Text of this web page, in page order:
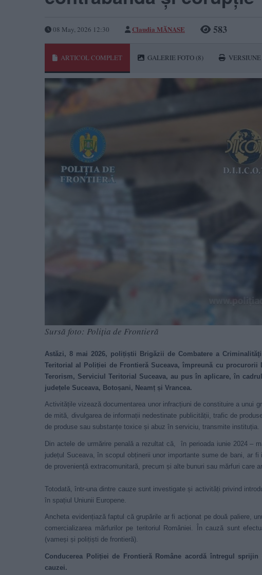
08 May, 2026 12:30 Claudia MĂNASE 583
ARTICOL COMPLET GALERIE FOTO (8)
Sursă foto: Poliția de Frontieră
Astăzi, 8 mai 2026, polițiștii Brigăzii de Combatere a
Teritorial al Poliției de Frontieră Suceava, împreună cu
Terorism, Serviciul Teritorial Suceava, au pus în aplicare, în
județele Suceava, Botoșani, Neamț și Vrancea.
Activitățile vizează documentarea unor infracțiuni de constituire a unui
de mită, divulgarea de informații nedestinate publicității, trafic de
de produse sau substanțe toxice și abuz în serviciu, transmite instituția.
Din actele de urmărire penală a rezultat că, în perioada iunie 2024 –
județul Suceava, în scopul obținerii unor importante sume de bani, ar
de proveniență extracomunitară, precum și alte bunuri sau mărfuri care
Totodată, într-una dintre cauze sunt investigate și activități privind
în spațiul Uniunii Europene.
Ancheta evidențiază faptul că grupările ar fi acționat pe două paliere,
comercializarea mărfurilor pe teritoriul României. În cauză sunt
(vameși și polițiști de frontieră).
Conducerea Poliției de Frontieră Române acordă întregul
cauzei.